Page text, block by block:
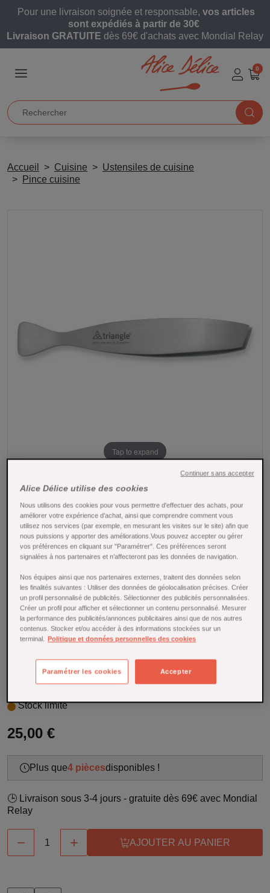
Pour une livraison soignée et responsable, vos articles
sont expédiés à partir de 30€
Livraison GRATUITE dès 69€ d'achats avec Mondial Relay
0
Accueil Cuisine
Ustensiles de cuisine
Pince cuisine
Tap to expand
Pince à désarêter lame diagonale - Alice
Délice
Référence : 22968
Désarêtez vos poissons facilement et avec précision grâce
à la pince à désarêter à lame diagonale Alice Délice en
inox, votre alliée incontournable pour des préparations
raffinées et sans fausse note.
des poissons en toute sécurité.
En savoir plus
Stock limité
25,00 €
Plus que4 piècesdisponibles !
🕒 Livraison sous 3-4 jours - gratuite dès 69€ avec Mondial
Relay
  AJOUTER AU PANIER
Alice Délice utilise des cookies
Nous utilisons des cookies pour vous permettre d'effectuer des achats, pour
améliorer votre expérience d'achat, ainsi que comprendre comment vous
utilisez nos services (par exemple, en mesurant les visites sur le site) afin que
nous puissions y apporter des améliorations.Vous pouvez accepter ou gérer
vos préférences en cliquant sur "Paramétrer". Ces préférences seront
signalées à nos partenaires et n’affecteront pas les données de navigation.
Nos équipes ainsi que nos partenaires externes, traitent des données selon
les finalités suivantes : Utiliser des données de géolocalisation précises. Créer
un profil personnalisé de publicités. Sélectionner des publicités personnalisées.
Créer un profil pour afficher et sélectionner un contenu personnalisé. Mesurer
la performance des publicités/annonces publicitaires ainsi que de nos autres
contenus. Stocker et/ou accéder à des informations stockées sur un
terminal.
Politique et données personnelles des cookies
Accepter
Paramétrer les cookies
Continuer sans accepter